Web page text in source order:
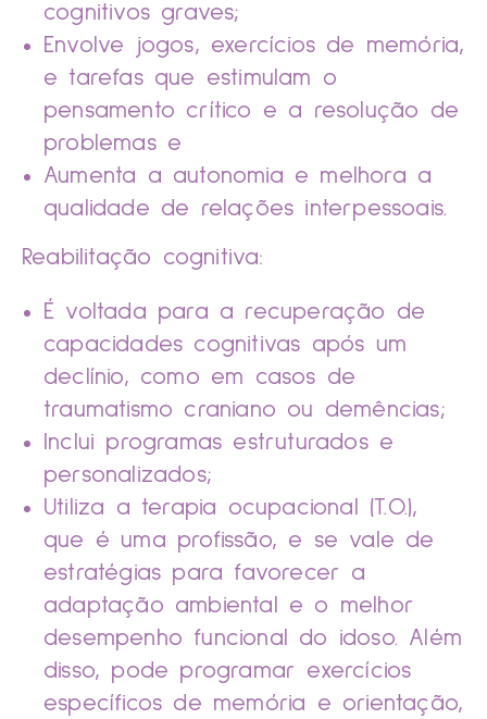
cognitivos graves;
Envolve jogos, exercícios de memória,
e tarefas que estimulam o
pensamento crítico e a resolução de
problemas e
Aumenta a autonomia e melhora a
qualidade de relações interpessoais.
Reabilitação cognitiva:
É voltada para a recuperação de
capacidades cognitivas após um
declínio, como em casos de
traumatismo craniano ou demências;
Inclui programas estruturados e
personalizados;
Utiliza a terapia ocupacional (T.O.),
que é uma profissão, e se vale de
estratégias para favorecer a
adaptação ambiental e o melhor
desempenho funcional do idoso. Além
disso, pode programar exercícios
específicos de memória e orientação,